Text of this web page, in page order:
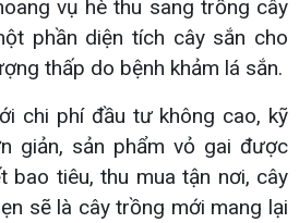
vụ hè thu sang trồng cây
phần diện tích cây sắn cho
thấp do bệnh khảm lá sắn.
chi phí đầu tư không cao, kỹ
giản, sản phẩm vỏ gai được
bao tiêu, thu mua tận nơi, cây
sẽ là cây trồng mới mang lại